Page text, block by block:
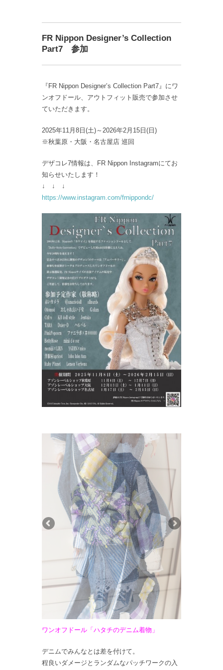
FR Nippon Designer’s Collection
Part7 参加
『FR Nippon Designer’s Collection Part7』にワ
ンオフドール、アウトフィット販売で参加させ
ていただきます。
2025年11月8日(土)～2026年2月15日(日)
※秋葉原・大阪・名古屋店 巡回
デザコレ7情報は、FR Nippon Instagramにてお
知らせいたします！
↓ ↓ ↓
https://www.instagram.com/frnippondc/
ワンオフドール「ハタチのデニム着物」
デニムでみんなとは差を付けて。
程良いダメージとランダムなパッチワークの入